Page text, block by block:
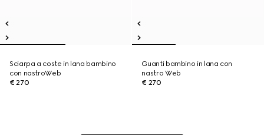
Sciarpa a coste in lana bambino
con nastroWeb
€ 270
Guanti bambino in lana con
nastro Web
€ 270